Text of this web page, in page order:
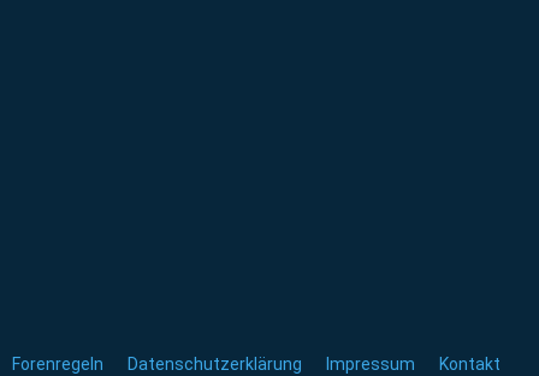
Forenregeln Datenschutzerklärung Impressum Kontakt